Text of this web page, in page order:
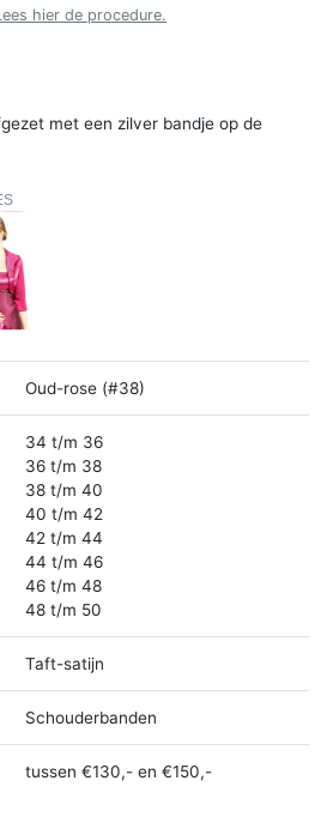
hier de procedure.
met een zilver bandje op de
Oud-rose (#38)
34 t/m 36
36 t/m 38
38 t/m 40
40 t/m 42
42 t/m 44
44 t/m 46
46 t/m 48
48 t/m 50
Taft-satijn
Schouderbanden
tussen €130,- en €150,-